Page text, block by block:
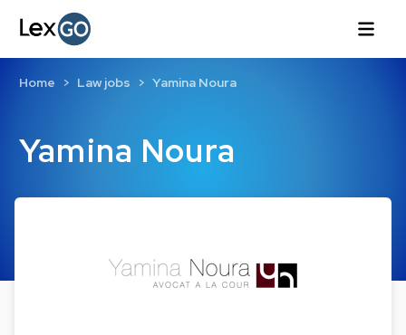
Yamina Noura
Home Law jobs Yamina Noura